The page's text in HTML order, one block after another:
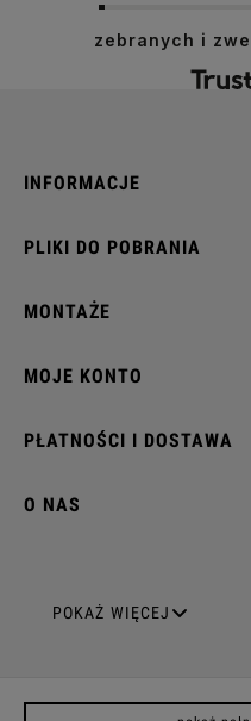
zebranych i
INFORMACJE
PLIKI DO POBRANIA
MONTAŻE
MOJE KONTO
PŁATNOŚCI I DOSTAWA
O NAS
GNIAZDA ELEKTRYCZNE
POKAŻ WIĘCEJ